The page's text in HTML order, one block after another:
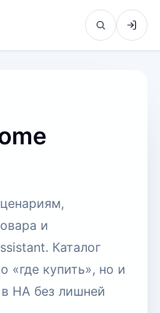
и
Каталог
«где купить», но и
HA без лишней